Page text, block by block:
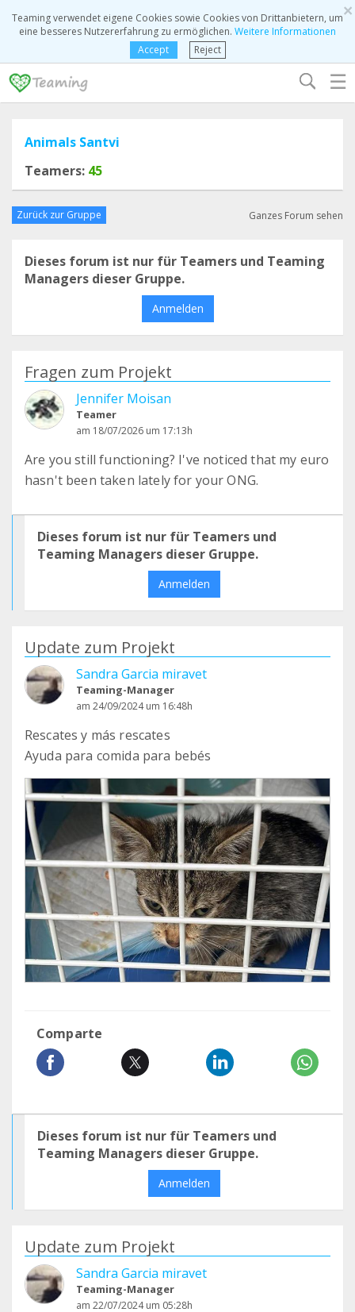
×
Teaming verwendet eigene Cookies sowie Cookies von Drittanbietern, um
eine besseres Nutzererfahrung zu ermöglichen. Weitere Informationen
Accept
Reject
☰
Animals Santvi
Teamers: 45
Zurück zur Gruppe Ganzes Forum sehen
Dieses forum ist nur für Teamers und Teaming
Managers dieser Gruppe.
Anmelden
Fragen zum Projekt
Jennifer Moisan
Teamer
am 18/07/2026 um 17:13h
Are you still functioning? I've noticed that my euro
hasn't been taken lately for your ONG.
Dieses forum ist nur für Teamers und
Teaming Managers dieser Gruppe.
Anmelden
Update zum Projekt
Sandra Garcia miravet
Teaming-Manager
am 24/09/2024 um 16:48h
Rescates y más rescates
Ayuda para comida para bebés
Comparte
Dieses forum ist nur für Teamers und
Teaming Managers dieser Gruppe.
Anmelden
Update zum Projekt
Sandra Garcia miravet
Teaming-Manager
am 22/07/2024 um 05:28h